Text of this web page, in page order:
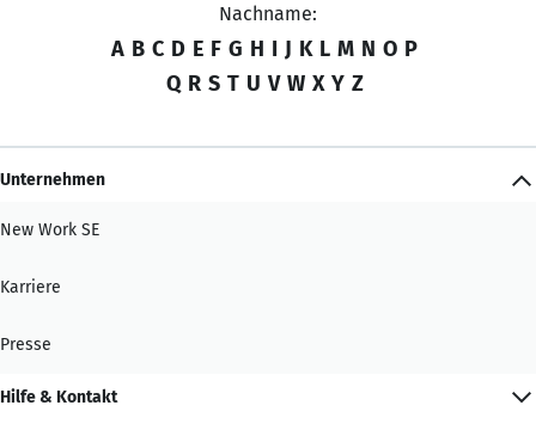
Nachname:
A B C D E F G H I J K L M N O P
Q R S T U V W X Y Z
Unternehmen
New Work SE
Karriere
Presse
Hilfe & Kontakt